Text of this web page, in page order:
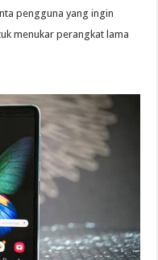
pengguna yang ingin
menukar perangkat lama